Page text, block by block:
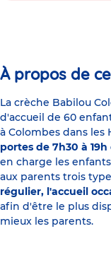
À propos de
La crèche Babilou
d'accueil de 60
à Colombes dans les
portes de 7h30 à
en charge les
aux parents trois
régulier, l'accueil
afin d'être le plus
mieux les parents.